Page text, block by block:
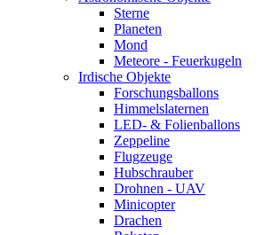
Sterne
Planeten
Mond
Meteore - Feuerkugeln
Irdische Objekte
Forschungsballons
Himmelslaternen
LED- & Folienballons
Zeppeline
Flugzeuge
Hubschrauber
Drohnen - UAV
Minicopter
Drachen